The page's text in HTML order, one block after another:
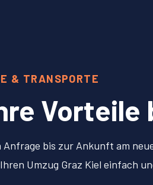
& TRANSPORTE
Vorteile
bis zur Ankunft am
Umzug Graz Kiel einfach